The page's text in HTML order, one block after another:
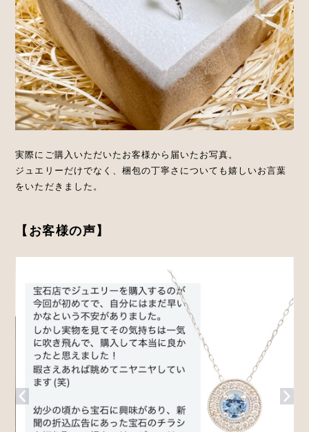
実際にご購入いただいたお客様から届いたお写真。
ジュエリーだけでなく、梱包の丁寧さについても嬉しいお言葉
をいただきました。
【お客様の声】